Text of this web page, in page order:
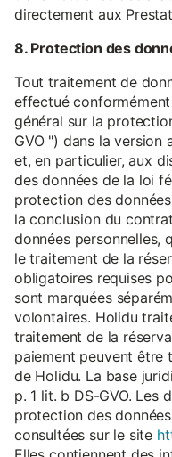
directement aux
8. Protection des
Tout traitement de
effectué
général sur la
GVO ") dans la version
et, en particulier, aux
des données de la loi
protection des
la conclusion du
données personnelles,
le traitement de la
obligatoires requises
sont marquées
volontaires. Holidu
traitement de la
paiement peuvent être
de Holidu. La base
p. 1 lit. b DS-GVO. Les
protection des
consultées sur le site